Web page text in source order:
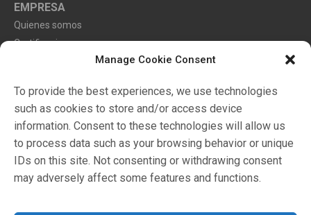
Manage Cookie Consent
To provide the best experiences, we use technologies
such as cookies to store and/or access device
information. Consent to these technologies will allow us
to process data such as your browsing behavior or unique
IDs on this site. Not consenting or withdrawing consent
may adversely affect some features and functions.
EMPRESA
Quienes somos
Certificaciones
Markets
Catalogo
Distribuidores